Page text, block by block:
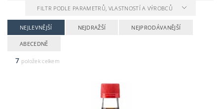
FILTR PODLE PARAMETRŮ, VLASTNOSTÍ A VÝROBCŮ
NEJLEVNĚJŠÍ NEJDRAŽŠÍ NEJPRODÁVANĚJŠÍ
ABECEDNĚ
7 položek celkem